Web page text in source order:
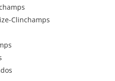
Clinchamps